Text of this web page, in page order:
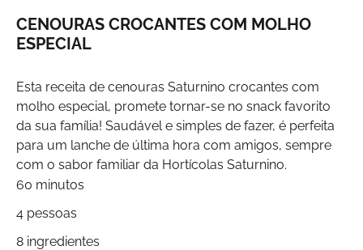
CENOURAS CROCANTES COM MOLHO
ESPECIAL
Esta receita de cenouras Saturnino crocantes com
molho especial, promete tornar-se no snack favorito
da sua família! Saudável e simples de fazer, é perfeita
para um lanche de última hora com amigos, sempre
com o sabor familiar da Hortícolas Saturnino.
60 minutos
4 pessoas
8 ingredientes